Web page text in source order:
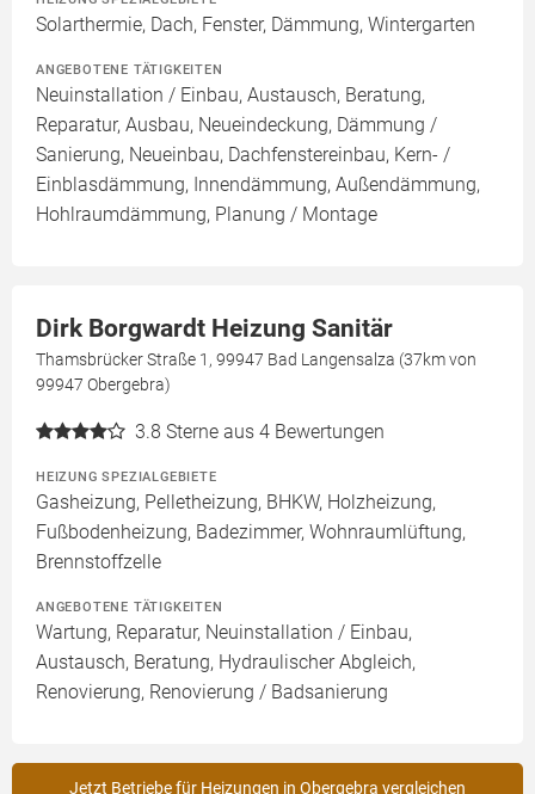
Solarthermie, Dach, Fenster, Dämmung, Wintergarten
ANGEBOTENE TÄTIGKEITEN
Neuinstallation / Einbau, Austausch, Beratung,
Reparatur, Ausbau, Neueindeckung, Dämmung /
Sanierung, Neueinbau, Dachfenstereinbau, Kern- /
Einblasdämmung, Innendämmung, Außendämmung,
Hohlraumdämmung, Planung / Montage
Dirk Borgwardt Heizung Sanitär
Thamsbrücker Straße 1, 99947 Bad Langensalza (37km von
99947 Obergebra)
3.8 Sterne aus 4 Bewertungen
HEIZUNG SPEZIALGEBIETE
Gasheizung, Pelletheizung, BHKW, Holzheizung,
Fußbodenheizung, Badezimmer, Wohnraumlüftung,
Brennstoffzelle
ANGEBOTENE TÄTIGKEITEN
Wartung, Reparatur, Neuinstallation / Einbau,
Austausch, Beratung, Hydraulischer Abgleich,
Renovierung, Renovierung / Badsanierung
Jetzt Betriebe für Heizungen in Obergebra vergleichen